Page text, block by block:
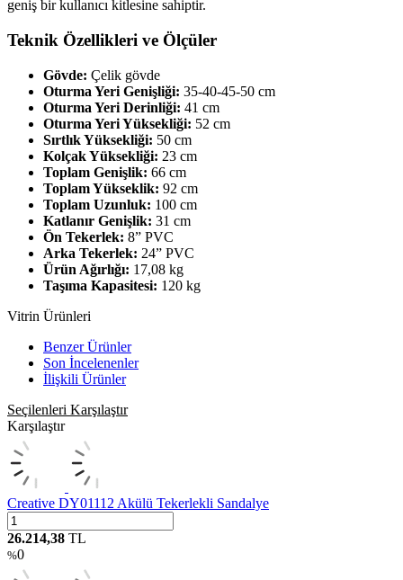
geniş bir kullanıcı kitlesine sahiptir.
Teknik Özellikleri ve Ölçüler
Gövde: Çelik gövde
Oturma Yeri Genişliği: 35-40-45-50 cm
Oturma Yeri Derinliği: 41 cm
Oturma Yeri Yüksekliği: 52 cm
Sırtlık Yüksekliği: 50 cm
Kolçak Yüksekliği: 23 cm
Toplam Genişlik: 66 cm
Toplam Yükseklik: 92 cm
Toplam Uzunluk: 100 cm
Katlanır Genişlik: 31 cm
Ön Tekerlek: 8” PVC
Arka Tekerlek: 24” PVC
Ürün Ağırlığı: 17,08 kg
Taşıma Kapasitesi: 120 kg
Vitrin Ürünleri
Benzer Ürünler
Son İncelenenler
İlişkili Ürünler
Seçilenleri Karşılaştır
Karşılaştır
Creative DY01112 Akülü Tekerlekli Sandalye
26.214,38 TL
%0